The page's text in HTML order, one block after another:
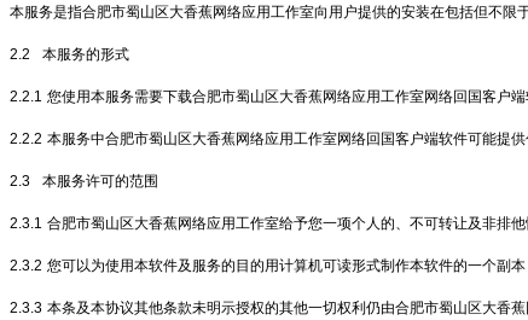
本服务是指合肥市蜀山区大香蕉网络应用工作室向用户提供的安装在包括但不限
2.2 本服务的形式
2.2.1 您使用本服务需要下载合肥市蜀山区大香蕉网络应用工作室网络回国客户
2.2.2 本服务中合肥市蜀山区大香蕉网络应用工作室网络回国客户端软件可能提
2.3 本服务许可的范围
2.3.1 合肥市蜀山区大香蕉网络应用工作室给予您一项个人的、不可转让及非排
2.3.2 您可以为使用本软件及服务的目的用计算机可读形式制作本软件的一个副
2.3.3 本条及本协议其他条款未明示授权的其他一切权利仍由合肥市蜀山区大香